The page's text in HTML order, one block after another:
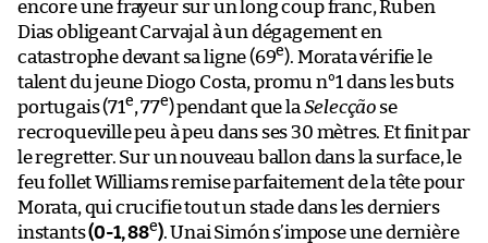
encore une frayeur sur un long coup franc, Ruben
Dias obligeant Carvajal à un dégagement en
catastrophe devant sa ligne (69e). Morata vérifie le
talent du jeune Diogo Costa, promu n°1 dans les buts
portugais (71e, 77e) pendant que la Selecção se
recroqueville peu à peu dans ses 30 mètres. Et finit par
le regretter. Sur un nouveau ballon dans la surface, le
feu follet Williams remise parfaitement de la tête pour
Morata, qui crucifie tout un stade dans les derniers
instants(0-1, 88e). Unai Simón s’impose une dernière